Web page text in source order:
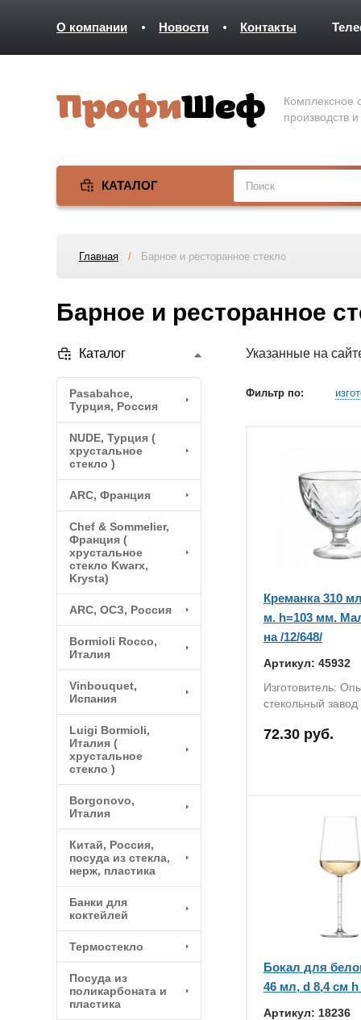
О компании Новости Контакты
Комплексное
производств
КАТАЛОГ
Главная / Барное и ресторанное стекло
Барное и ресторанное
Каталог
Pasabahce,
Турция, Россия
NUDE, Турция (
хрустальное
стекло )
ARC, Франция
Chef & Sommelier,
Франция (
хрустальное
стекло Kwarx,
Krysta)
ARC, ОСЗ, Россия
Bormioli Rocco,
Италия
Vinbouquet,
Испания
Luigi Bormioli,
Италия (
хрустальное
стекло )
Borgonovo,
Италия
Китай, Россия,
посуда из стекла,
нерж, пластика
Банки для
коктейлей
Термостекло
Посуда из
поликарбоната и
пластика
Указанные на
Фильтр по:
Креманка 310
м. h=103 мм.
на /12/648/
Артикул: 45932
Изготовитель:
стекольный
72.30 руб.
Бокал для
46 мл, d 8,4 см h
Артикул: 18236